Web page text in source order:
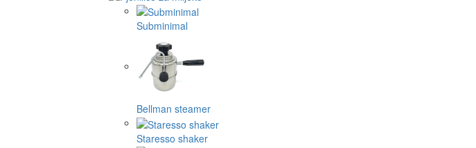
Subminimal
Bellman steamer
Staresso shaker